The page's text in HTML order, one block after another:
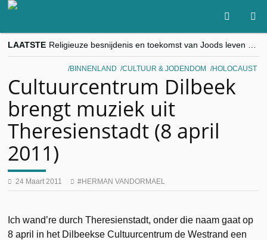
LAATSTE
“Besnijdenisdebat toont hoe moeilijk seculiere Westen minderheden begrijpt”, Jinnih Beels (Vooruit)
CITYTRIP | ROEMENIË – Boekarest: de verrassing van Oost-Europa
BINNENLAND CULTUUR & JODENDOM HOLOCAUST
Cultuurcentrum Dilbeek
brengt muziek uit
Theresienstadt (8 april
2011)
24 Maart 2011 HERMAN VANDORMAEL
Ich wand’re durch Theresienstadt, onder die naam gaat op
8 april in het Dilbeekse Cultuurcentrum de Westrand een